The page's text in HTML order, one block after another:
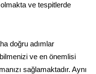
olmakta ve tespitlerde
doğru adımlar
ve en önemlisi
sağlamaktadır. Aynı